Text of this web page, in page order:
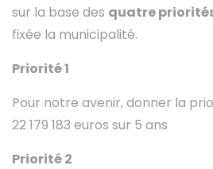
sur la base des quatre
fixée la municipalité.
Priorité 1
Pour notre avenir, donner la
22 179 183 euros sur 5 ans
Priorité 2